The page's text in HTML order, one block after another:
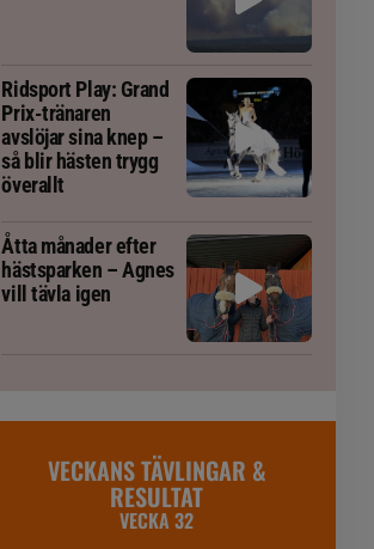
Ridsport Play: Grand
Prix-tränaren
avslöjar sina knep –
så blir hästen trygg
överallt
Åtta månader efter
hästsparken – Agnes
vill tävla igen
VECKANS TÄVLINGAR &
RESULTAT
VECKA 32